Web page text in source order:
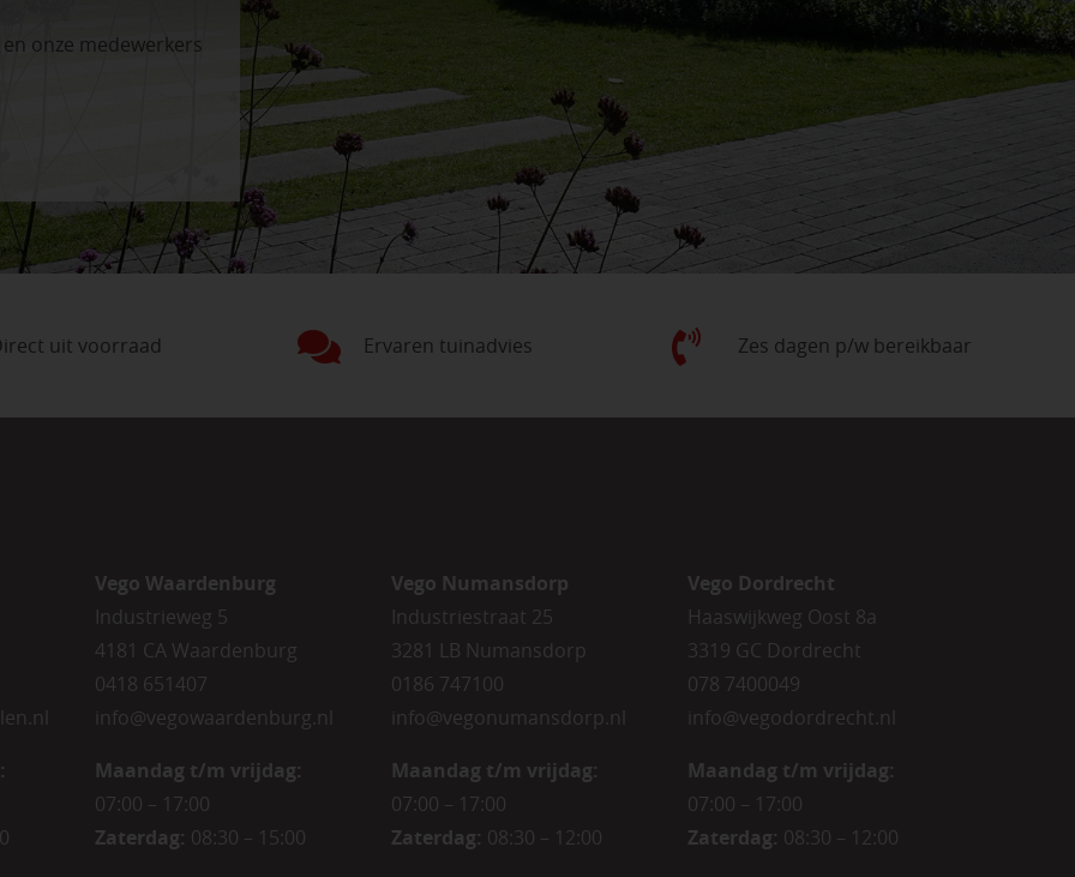
onze medewerkers
uit voorraad Ervaren tuinadvies Zes dagen p/w bereikbaar
Vego Waardenburg
Industrieweg 5
4181 CA Waardenburg
0418 651407
info@vegowaardenburg.nl
Maandag t/m vrijdag:
07:00 – 17:00
Zaterdag: 08:30 – 15:00
Vego Numansdorp
Industriestraat 25
3281 LB Numansdorp
0186 747100
info@vegonumansdorp.nl
Maandag t/m vrijdag:
07:00 – 17:00
Zaterdag: 08:30 – 12:00
Vego Dordrecht
Haaswijkweg Oost 8a
3319 GC Dordrecht
078 7400049
info@vegodordrecht.nl
Maandag t/m vrijdag:
07:00 – 17:00
Zaterdag: 08:30 – 12:00